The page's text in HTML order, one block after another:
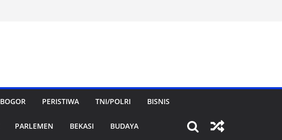
BOGOR PERISTIWA TNI/POLRI BISNIS
PARLEMEN BEKASI BUDAYA